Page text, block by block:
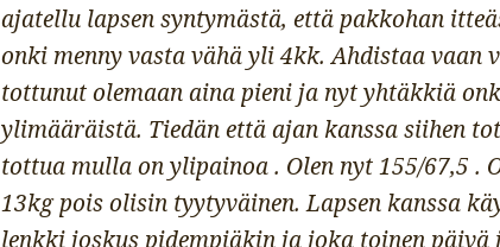
ajatellu lapsen syntymästä, että pakkohan
onki menny vasta vähä yli 4kk. Ahdistaa vaan
tottunut olemaan aina pieni ja nyt yhtäkkiä
ylimääräistä. Tiedän että ajan kanssa siihen
tottua mulla on ylipainoa . Olen nyt 155/67,5 .
13kg pois olisin tyytyväinen. Lapsen kanssa
lenkki joskus pidempiäkin ja joka toinen päivä